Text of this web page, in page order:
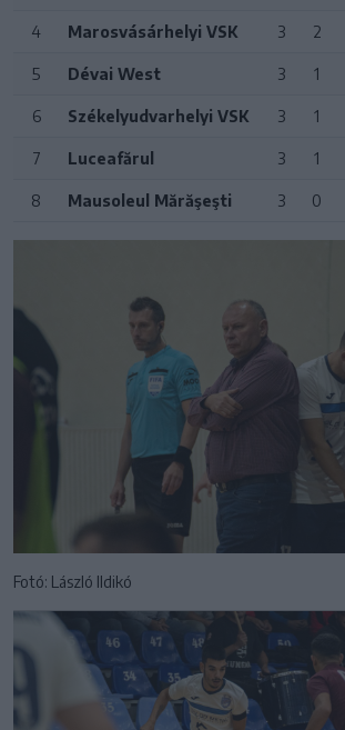
4 Marosvásárhelyi VSK 3 2
5 Dévai West 3 1
6 Székelyudvarhelyi VSK 3 1
7 Luceafărul 3 1
8 Mausoleul Mărăşeşti 3 0
Fotó: László Ildikó